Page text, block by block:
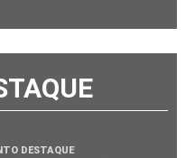
DESTAQUE